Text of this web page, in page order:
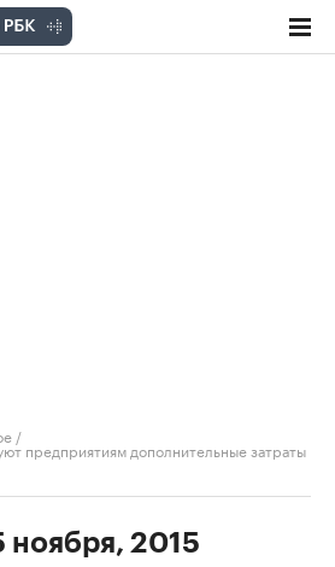
/
предприятиям дополнительные затраты
ноября, 2015